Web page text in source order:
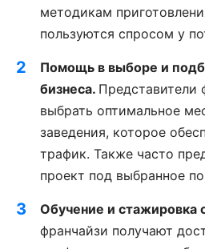
методикам
пользуются спросом у
Помощь в выборе и
бизнеса.
выбрать оптимальное
заведения, которое
трафик. Также часто
проект под выбранное
Обучение и стажировка
франчайзи получают